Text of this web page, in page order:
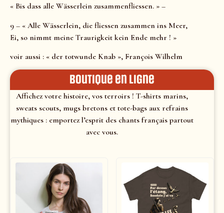
« Bis dass alle Wässerlein zusammenfliessen. » –
9 – « Alle Wässerlein, die fliessen zusammen ins Meer,
Ei, so nimmt meine Traurigkeit kein Ende mehr ! »
voir aussi : « der totwunde Knab », François Wilhelm
Boutique en ligne
Affichez votre histoire, vos terroirs ! T-shirts marins,
sweats scouts, mugs bretons et tote-bags aux refrains
mythiques : emportez l’esprit des chants français partout
avec vous.